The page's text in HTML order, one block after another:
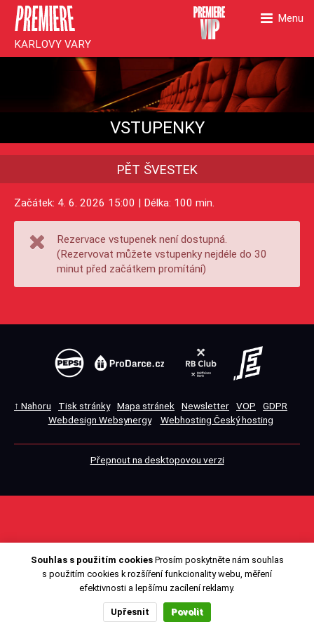
Menu
KARLOVY VARY
VSTUPENKY
PĚT ŠVESTEK
Začátek: 4. 6. 2026 15:00 | Délka: 100 min.
Rezervace vstupenek není dostupná.
(Rezervovat můžete vstupenky nejdéle do 30
minut před začátkem promítání)
↑ Nahoru Tisk stránky Mapa stránek Newsletter VOP
GDPR
Webdesign Websynergy
Webhosting Český hosting
Přepnout na desktopovou verzi
Souhlas s použitím cookiesProsím poskytněte nám souhlas
s použitím cookies k rozšíření funkcionality webu, měření
efektivnosti a lepšímu zacílení reklamy.
Upřesnit Povolit